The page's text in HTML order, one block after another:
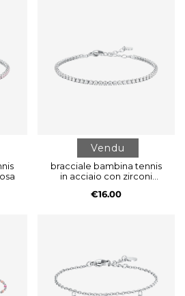
Vendu
bracciale bambina tennis
in acciaio con zirconi
€16.00